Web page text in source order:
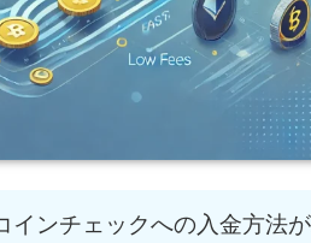
インチェックへの入金方法